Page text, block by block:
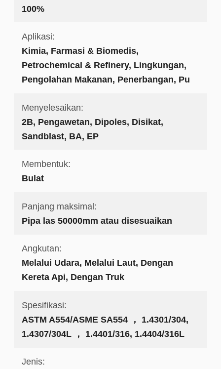
100%
Aplikasi:
Kimia, Farmasi & Biomedis,
Petrochemical & Refinery, Lingkungan,
Pengolahan Makanan, Penerbangan, Pu
Menyelesaikan:
2B, Pengawetan, Dipoles, Disikat,
Sandblast, BA, EP
Membentuk:
Bulat
Panjang maksimal:
Pipa las 50000mm atau disesuaikan
Angkutan:
Melalui Udara, Melalui Laut, Dengan
Kereta Api, Dengan Truk
Spesifikasi:
ASTM A554/ASME SA554 ， 1.4301/304,
1.4307/304L ， 1.4401/316, 1.4404/316L
Jenis: